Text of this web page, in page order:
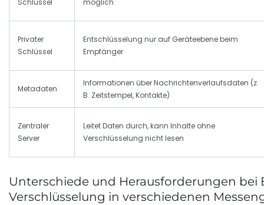
Schlüssel möglich
Privater
Schlüssel
Entschlüsselung nur auf Geräteebene beim
Empfänger
Metadaten
Informationen über Nachrichtenverlaufsdaten (z.
B. Zeitstempel, Kontakte)
Zentraler
Server
Leitet Daten durch, kann Inhalte ohne
Verschlüsselung nicht lesen
Unterschiede und Herausforderungen bei
Verschlüsselung in verschiedenen